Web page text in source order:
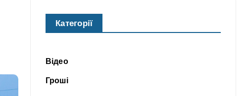
Категорії
Відео
Гроші